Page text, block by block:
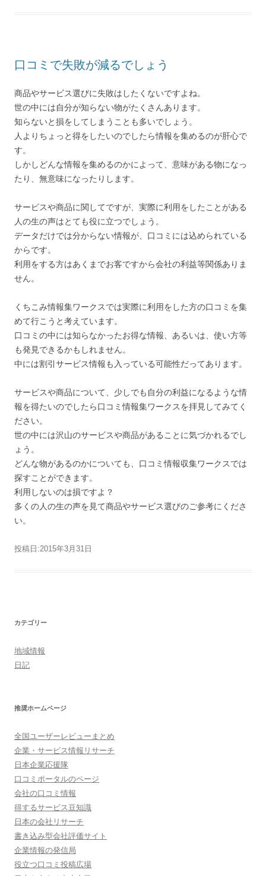
口コミで失敗が減るでしょう
商品やサービス選びに失敗はしたくないですよね。
世の中には自分が知らない物がたくさんあります。
知らないと損をしてしまうことも多いでしょう。
人よりちょっと得をしたいのでしたら情報を集めるのが肝心で
す。
しかしどんな情報を集めるのかによって、意味がある物になっ
たり、無意味になったりします。
サービスや商品に関してですが、実際に利用をしたことがある
人の生の声はとても役に立つでしょう。
データだけでは分からない情報が、口コミには込められている
からです。
利用をする方はあくまでお客ですから会社の利益等関係ありま
せん。
くちこみ情報集ワークスでは実際に利用をした方の口コミを集
めて行こうと考えています。
口コミの中には知らなかったお得な情報、あるいは、使い方等
も発見できるかもしれません。
中には割引サービス情報も入っている可能性だってあります。
サービスや商品について、少しでも自分の利益になるような情
報を得たいのでしたら口コミ情報集ワークスを拝見してみてく
ださい。
世の中には沢山のサービスや商品があることに気づかれるでし
ょう。
どんな物があるのかについても、口コミ情報収集ワークスでは
探すことができます。
利用しないのは損ですよ？
多くの人の生の声を見て商品やサービス選びのご参考にくださ
い。
投稿日:2015年3月31日
カテゴリー
地域情報
日記
推奨ホームページ
全国ユーザーレビューまとめ
企業・サービス情報リサーチ
日本企業応援隊
口コミポータルのページ
会社の口コミ情報
得するサービス豆知識
日本の会社リサーチ
書き込み型会社評価サイト
企業情報の発信局
役立つ口コミ投稿広場